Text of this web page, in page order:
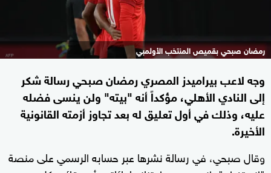
رمضان صبحي بقميص المنتخب الأولمبي
وجه لاعب بيراميدز المصري رمضان صبحي رسالة شكر
إلى النادي الأهلي، مؤكداً أنه "بيته" ولن ينسى فضله
عليه، وذلك في أول تعليق له بعد تجاوز أزمته القانونية
الأخيرة.
وقال صبحي، في رسالة نشرها عبر حسابه الرسمي على منصة